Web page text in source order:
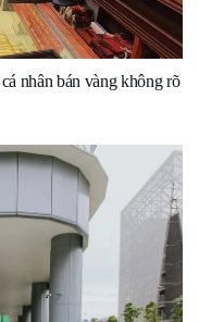
nhân bán vàng không rõ